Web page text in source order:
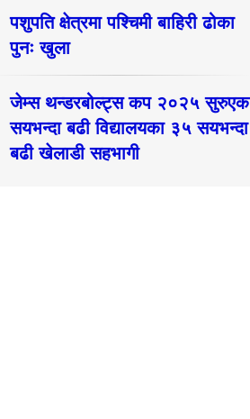
पशुपति क्षेत्रमा पश्चिमी बाहिरी ढोका
पुनः खुला
जेम्स थन्डरबोल्ट्स कप २०२५ सुरुएक
सयभन्दा बढी विद्यालयका ३५ सयभन्दा
बढी खेलाडी सहभागी